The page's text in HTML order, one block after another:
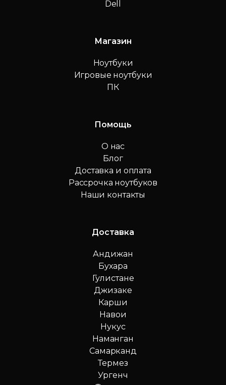
Dell
Магазин
Ноутбуки
Игровые ноутбуки
ПК
Помощь
О нас
Блог
Доставка и оплата
Рассрочка ноутбуков
Наши контакты
Доставка
Андижан
Бухара
Гулистане
Джизаке
Карши
Навои
Нукус
Наманган
Самарканд
Термез
Ургенч